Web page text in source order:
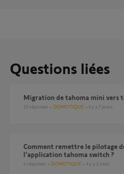
Questions liées
Migration de tahoma mini vers
10 réponses DOMOTIQUE il y a 7 jours
Comment remettre le pilotage des lames de pergolas dans
l’application tahoma switch ?
4 réponses DOMOTIQUE il y a 2 mois